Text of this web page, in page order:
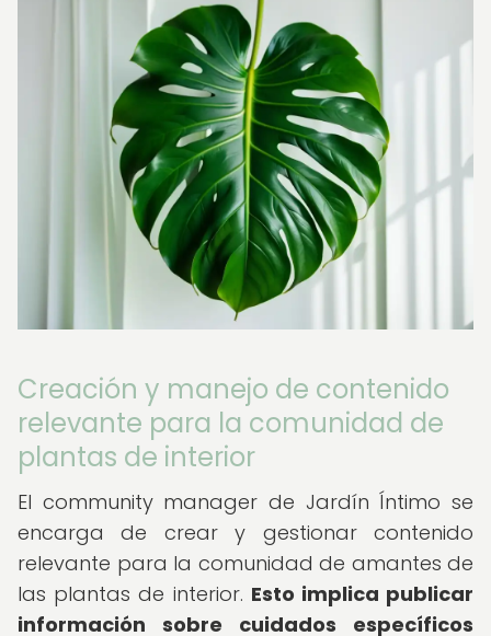
Creación y manejo de contenido
relevante para la comunidad de
plantas de interior
El community manager de Jardín Íntimo se
encarga de crear y gestionar contenido
relevante para la comunidad de amantes de
las plantas de interior. Esto implica publicar
información sobre cuidados específicos